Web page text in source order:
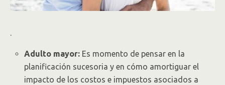
.
Adulto mayor: Es momento de pensar en la
planificación sucesoria y en cómo amortiguar el
impacto de los costos e impuestos asociados a